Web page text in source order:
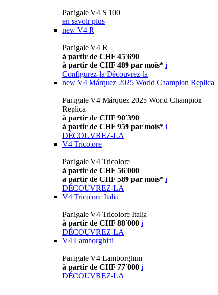
Panigale V4 S 100
en savoir plus
new V4 R
Panigale V4 R
à partir de CHF 45´690
à partir de CHF 489 par mois* i
Configurez-la Découvrez-la
new V4 Márquez 2025 World Champion Replica
Panigale V4 Márquez 2025 World Champion
Replica
à partir de CHF 90´390
à partir de CHF 959 par mois* i
DÉCOUVREZ-LA
V4 Tricolore
Panigale V4 Tricolore
à partir de CHF 56´000
à partir de CHF 589 par mois* i
DÉCOUVREZ-LA
V4 Tricolore Italia
Panigale V4 Tricolore Italia
à partir de CHF 88´000 i
DÉCOUVREZ-LA
V4 Lamborghini
Panigale V4 Lamborghini
à partir de CHF 77´000 i
DÉCOUVREZ-LA